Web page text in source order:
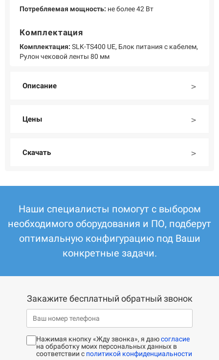
Потребляемая мощность: не более 42 Вт
Комплектация
Комплектация: SLK-TS400 UE, Блок питания с кабелем,
Рулон чековой ленты 80 мм
Описание
Цены
Скачать
Наши специалисты помогут с выбором
необходимого оборудования и ПО, подберут
оптимальную конфигурацию под Ваши
конкретные задачи.
Закажите бесплатный обратный звонок
Нажимая кнопку «Жду звонка», я даюсогласие
на обработку моих персональных данных в
соответствии с политикой конфиденциальности